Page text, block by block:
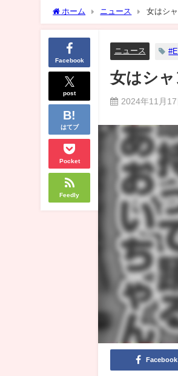
ホーム ニュース 女はシ
Facebook
post
はてブ
Pocket
Feedly
ニュース
女はシ
2024年11月17
Facebook